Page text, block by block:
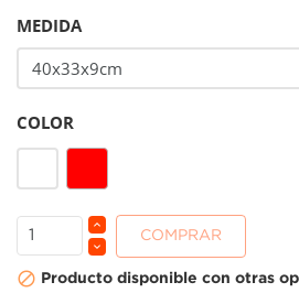
MEDIDA
COLOR
COMPRAR
 Producto disponible con otras